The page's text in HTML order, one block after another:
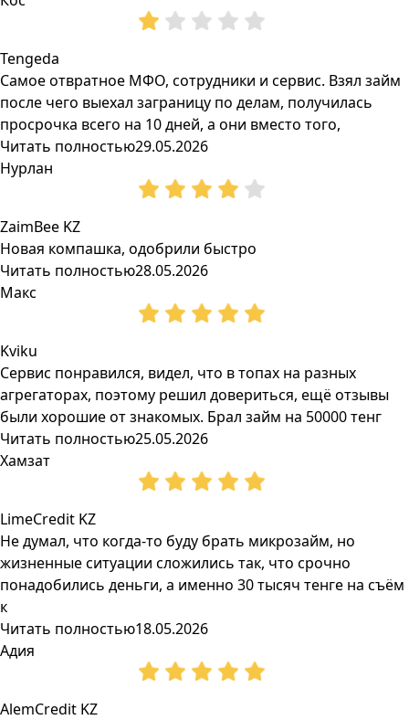
Tengeda
Самое отвратное МФО, сотрудники и сервис. Взял займ
после чего выехал заграницу по делам, получилась
просрочка всего на 10 дней, а они вместо того,
Читать полностью29.05.2026
Нурлан
ZaimBee KZ
Новая компашка, одобрили быстро
Читать полностью28.05.2026
Макс
Kviku
Сервис понравился, видел, что в топах на разных
агрегаторах, поэтому решил довериться, ещё отзывы
были хорошие от знакомых. Брал займ на 50000 тенг
Читать полностью25.05.2026
Хамзат
LimeCredit KZ
Не думал, что когда-то буду брать микрозайм, но
жизненные ситуации сложились так, что срочно
понадобились деньги, а именно 30 тысяч тенге на съём
к
Читать полностью18.05.2026
Адия
AlemCredit KZ